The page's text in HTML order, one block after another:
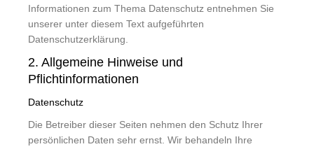
Informationen zum Thema Datenschutz entnehmen Sie
unserer unter diesem Text aufgeführten
Datenschutzerklärung.
2. Allgemeine Hinweise und
Pflichtinformationen
Datenschutz
Die Betreiber dieser Seiten nehmen den Schutz Ihrer
persönlichen Daten sehr ernst. Wir behandeln Ihre